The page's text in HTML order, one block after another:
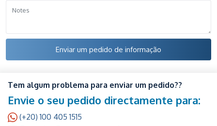
Enviar um pedido de informação
Tem algum problema para enviar um pedido??
Envie o seu pedido directamente para:
(+20) 100 405 1515